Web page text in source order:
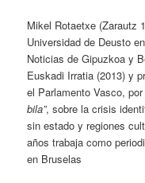
Mikel Rotaetxe (Zarautz
Universidad de Deusto
Noticias de Gipuzkoa y
Euskadi Irratia (2013) y
el Parlamento Vasco,
bila”, sobre la crisis
sin estado y regiones
años trabaja como
en Bruselas